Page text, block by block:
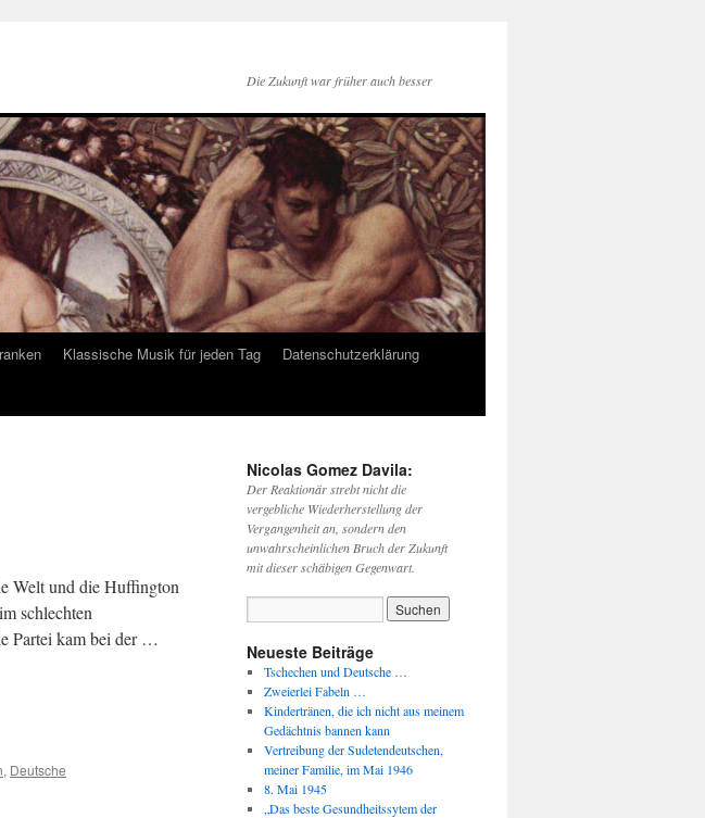
Die Zukunft war früher auch besser
Klassische Musik für jeden Tag
Datenschutzerklärung
Welt und die Huffington
schlechten
Partei kam bei der …
, Deutsche
Nicolas Gomez Davila:
Der Reaktionär strebt nicht die
vergebliche Wiederherstellung der
Vergangenheit an, sondern den
unwahrscheinlichen Bruch der Zukunft
mit dieser schäbigen Gegenwart.
Neueste Beiträge
Tschechen und Deutsche …
Zweierlei Fabeln …
Kindertränen, die ich nicht aus meinem
Gedächtnis bannen kann
Vertreibung der Sudetendeutschen,
meiner Familie, im Mai 1946
8. Mai 1945
„Das beste Gesundheitssytem der